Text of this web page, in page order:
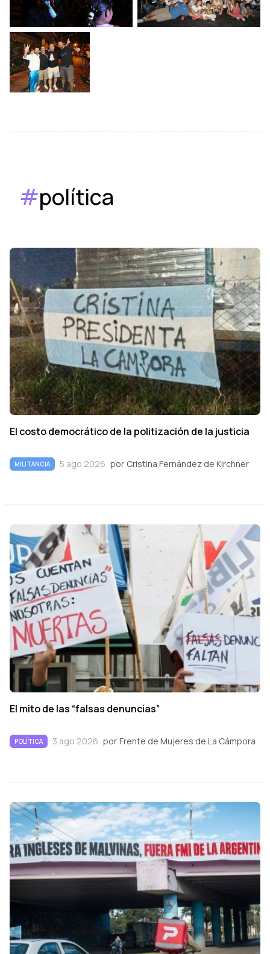
#política
El costo democrático de la politización de la justicia
MILITANCIA 5 ago 2026 por Cristina Fernández de Kirchner
El mito de las “falsas denuncias”
POLÍTICA 3 ago 2026 por Frente de Mujeres de La Cámpora